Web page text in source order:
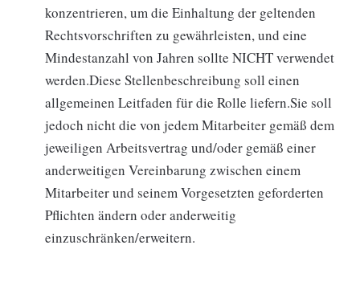
konzentrieren, um die Einhaltung der geltenden
Rechtsvorschriften zu gewährleisten, und eine
Mindestanzahl von Jahren sollte NICHT verwendet
werden.Diese Stellenbeschreibung soll einen
allgemeinen Leitfaden für die Rolle liefern.Sie soll
jedoch nicht die von jedem Mitarbeiter gemäß dem
jeweiligen Arbeitsvertrag und/oder gemäß einer
anderweitigen Vereinbarung zwischen einem
Mitarbeiter und seinem Vorgesetzten geforderten
Pflichten ändern oder anderweitig
einzuschränken/erweitern.